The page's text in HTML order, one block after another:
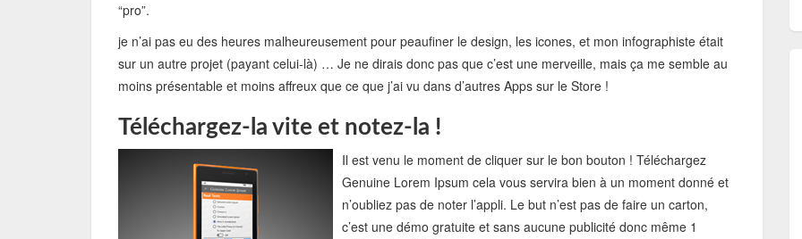
“pro”.
je n’ai pas eu des heures malheureusement pour peaufiner le design, les icones, et mon infographiste était
sur un autre projet (payant celui-là) … Je ne dirais donc pas que c’est une merveille, mais ça me semble au
moins présentable et moins affreux que ce que j’ai vu dans d’autres Apps sur le Store !
Téléchargez-la vite et notez-la !
Il est venu le moment de cliquer sur le bon bouton ! Téléchargez
Genuine Lorem Ipsum cela vous servira bien à un moment donné et
n’oubliez pas de noter l’appli. Le but n’est pas de faire un carton,
c’est une démo gratuite et sans aucune publicité donc même 1